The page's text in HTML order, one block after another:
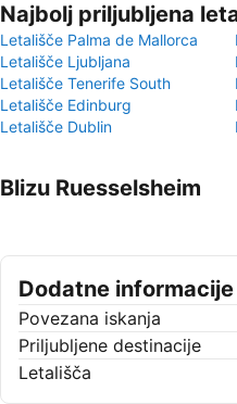
Najbolj priljubljena
Letališče Palma de Mallorca
Letališče Ljubljana
Letališče Tenerife South
Letališče Edinburg
Letališče Dublin
Blizu
Dodatne informacije
Povezana iskanja
Priljubljene destinacije
Letališča